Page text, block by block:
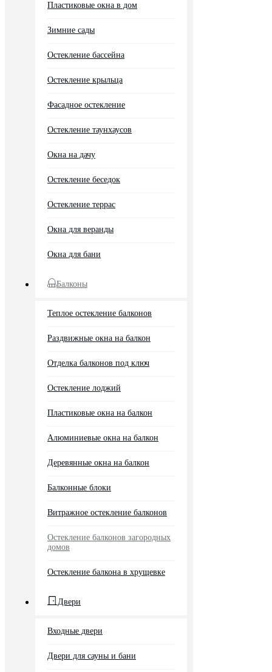
Пластиковые окна в дом
Зимние сады
Остекление бассейна
Остекление крыльца
Фасадное остекление
Остекление таунхаусов
Окна на дачу
Остекление беседок
Остекление террас
Окна для веранды
Окна для бани
Балконы
Теплое остекление балконов
Раздвижные окна на балкон
Отделка балконов под ключ
Остекление лоджий
Пластиковые окна на балкон
Алюминиевые окна на балкон
Деревянные окна на балкон
Балконные блоки
Витражное остекление балконов
Остекление балконов загородных
домов
Остекление балкона в хрущевке
Двери
Входные двери
Двери для сауны и бани